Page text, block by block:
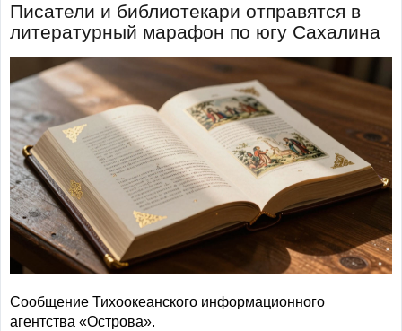
Писатели и библиотекари отправятся в
литературный марафон по югу Сахалина
Сообщение Тихоокеанского информационного
агентства «Острова».